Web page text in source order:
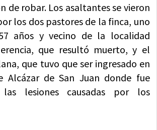
de robar. Los asaltantes se vieron
los dos pastores de la finca, uno
años y vecino de la localidad
que resultó muerto, y el
que tuvo que ser ingresado en
Alcázar de San Juan donde fue
lesiones causadas por los